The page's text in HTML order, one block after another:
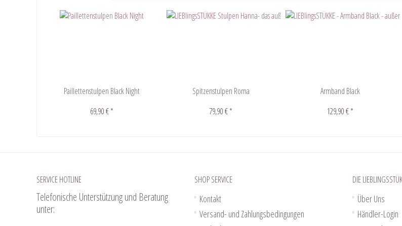
Paillettenstulpen Black Night
69,90 € *
Spitzenstulpen Roma
79,90 € *
Armband Black
129,90 € *
SERVICE HOTLINE
Telefonische Unterstützung und Beratung
unter:
SHOP SERVICE
Kontakt
Versand- und Zahlungsbedingungen
DIE
Über Uns
Händler-Login